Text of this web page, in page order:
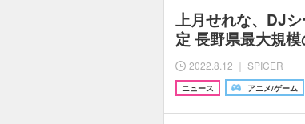
上月せれな、DJ
定 長野県最大規
2022.8.12 ｜ SPICER
ニュース アニメ/ゲーム